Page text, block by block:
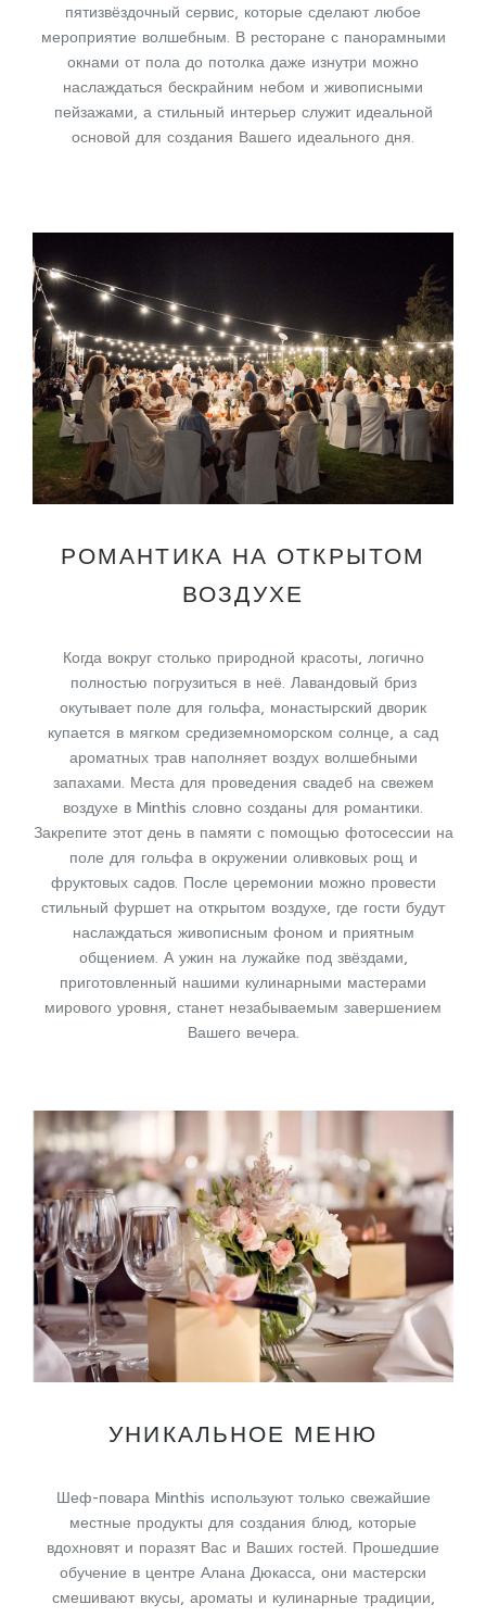
пятизвёздочный сервис, которые сделают любое
мероприятие волшебным. В ресторане с панорамными
окнами от пола до потолка даже изнутри можно
наслаждаться бескрайним небом и живописными
пейзажами, а стильный интерьер служит идеальной
основой для создания Вашего идеального дня.
РОМАНТИКА НА ОТКРЫТОМ
ВОЗДУХЕ
Когда вокруг столько природной красоты, логично
полностью погрузиться в неё. Лавандовый бриз
окутывает поле для гольфа, монастырский дворик
купается в мягком средиземноморском солнце, а сад
ароматных трав наполняет воздух волшебными
запахами. Места для проведения свадеб на свежем
воздухе в Minthis словно созданы для романтики.
Закрепите этот день в памяти с помощью фотосессии на
поле для гольфа в окружении оливковых рощ и
фруктовых садов. После церемонии можно провести
стильный фуршет на открытом воздухе, где гости будут
наслаждаться живописным фоном и приятным
общением. А ужин на лужайке под звёздами,
приготовленный нашими кулинарными мастерами
мирового уровня, станет незабываемым завершением
Вашего вечера.
УНИКАЛЬНОЕ МЕНЮ
Шеф-повара Minthis используют только свежайшие
местные продукты для создания блюд, которые
вдохновят и поразят Вас и Ваших гостей. Прошедшие
обучение в центре Алана Дюкасса, они мастерски
смешивают вкусы, ароматы и кулинарные традиции,